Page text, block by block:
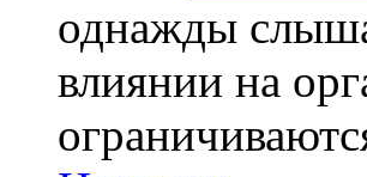
однажды
влиянии на